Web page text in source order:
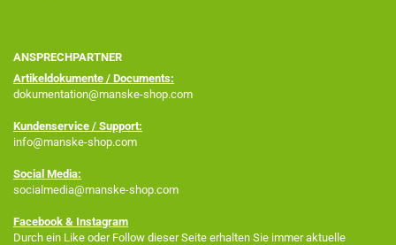
ANSPRECHPARTNER
Artikeldokumente / Documents:
dokumentation@manske-shop.com
Kundenservice / Support:
info@manske-shop.com
Social Media:
socialmedia@manske-shop.com
Facebook & Instagram
Durch ein Like oder Follow dieser Seite erhalten Sie immer aktuelle